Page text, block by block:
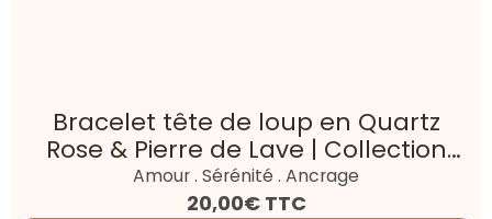
Bracelet tête de loup en Quartz
Rose & Pierre de Lave | Collection
Loup
Amour . Sérénité . Ancrage
20,00€ TTC